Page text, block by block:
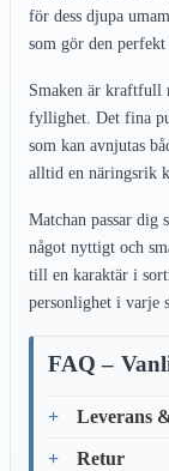
för dess djupa
som gör den
Smaken är kraftfull
fyllighet. Det fina
som kan avnjutas
alltid en näringsrik
Matchan passar dig
något nyttigt och
till en karaktär i
personlighet i varje
FAQ –
Leverans
Retur